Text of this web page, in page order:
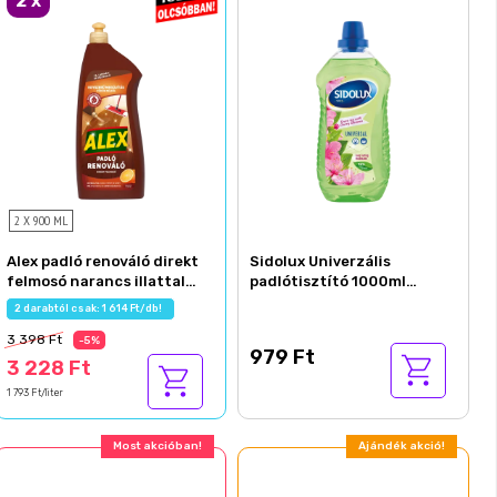
2 X 900 ML
Alex padló renováló direkt
felmosó narancs illattal
900 ml
2 darabtól csak: 1 614 Ft/db!
3 398 Ft -5%
3 228 Ft
1 793 Ft/liter
Sidolux Univerzális
padlótisztító 1000ml
979 Ft
Most akcióban! Ajándék akció!